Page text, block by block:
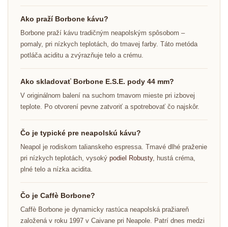
Ako praží Borbone kávu?
Borbone praží kávu tradičným neapolským spôsobom –
pomaly, pri nízkych teplotách, do tmavej farby. Táto metóda
potláča aciditu a zvýrazňuje telo a crému.
Ako skladovať Borbone E.S.E. pody 44 mm?
V originálnom balení na suchom tmavom mieste pri izbovej
teplote. Po otvorení pevne zatvoriť a spotrebovať čo najskôr.
Čo je typické pre neapolskú kávu?
Neapol je rodiskom talianskeho espressa. Tmavé dlhé praženie
pri nízkych teplotách, vysoký podiel Robusty, hustá créma,
plné telo a nízka acidita.
Čo je Caffè Borbone?
Caffè Borbone je dynamicky rastúca neapolská pražiareň
založená v roku 1997 v Caivane pri Neapole. Patrí dnes medzi